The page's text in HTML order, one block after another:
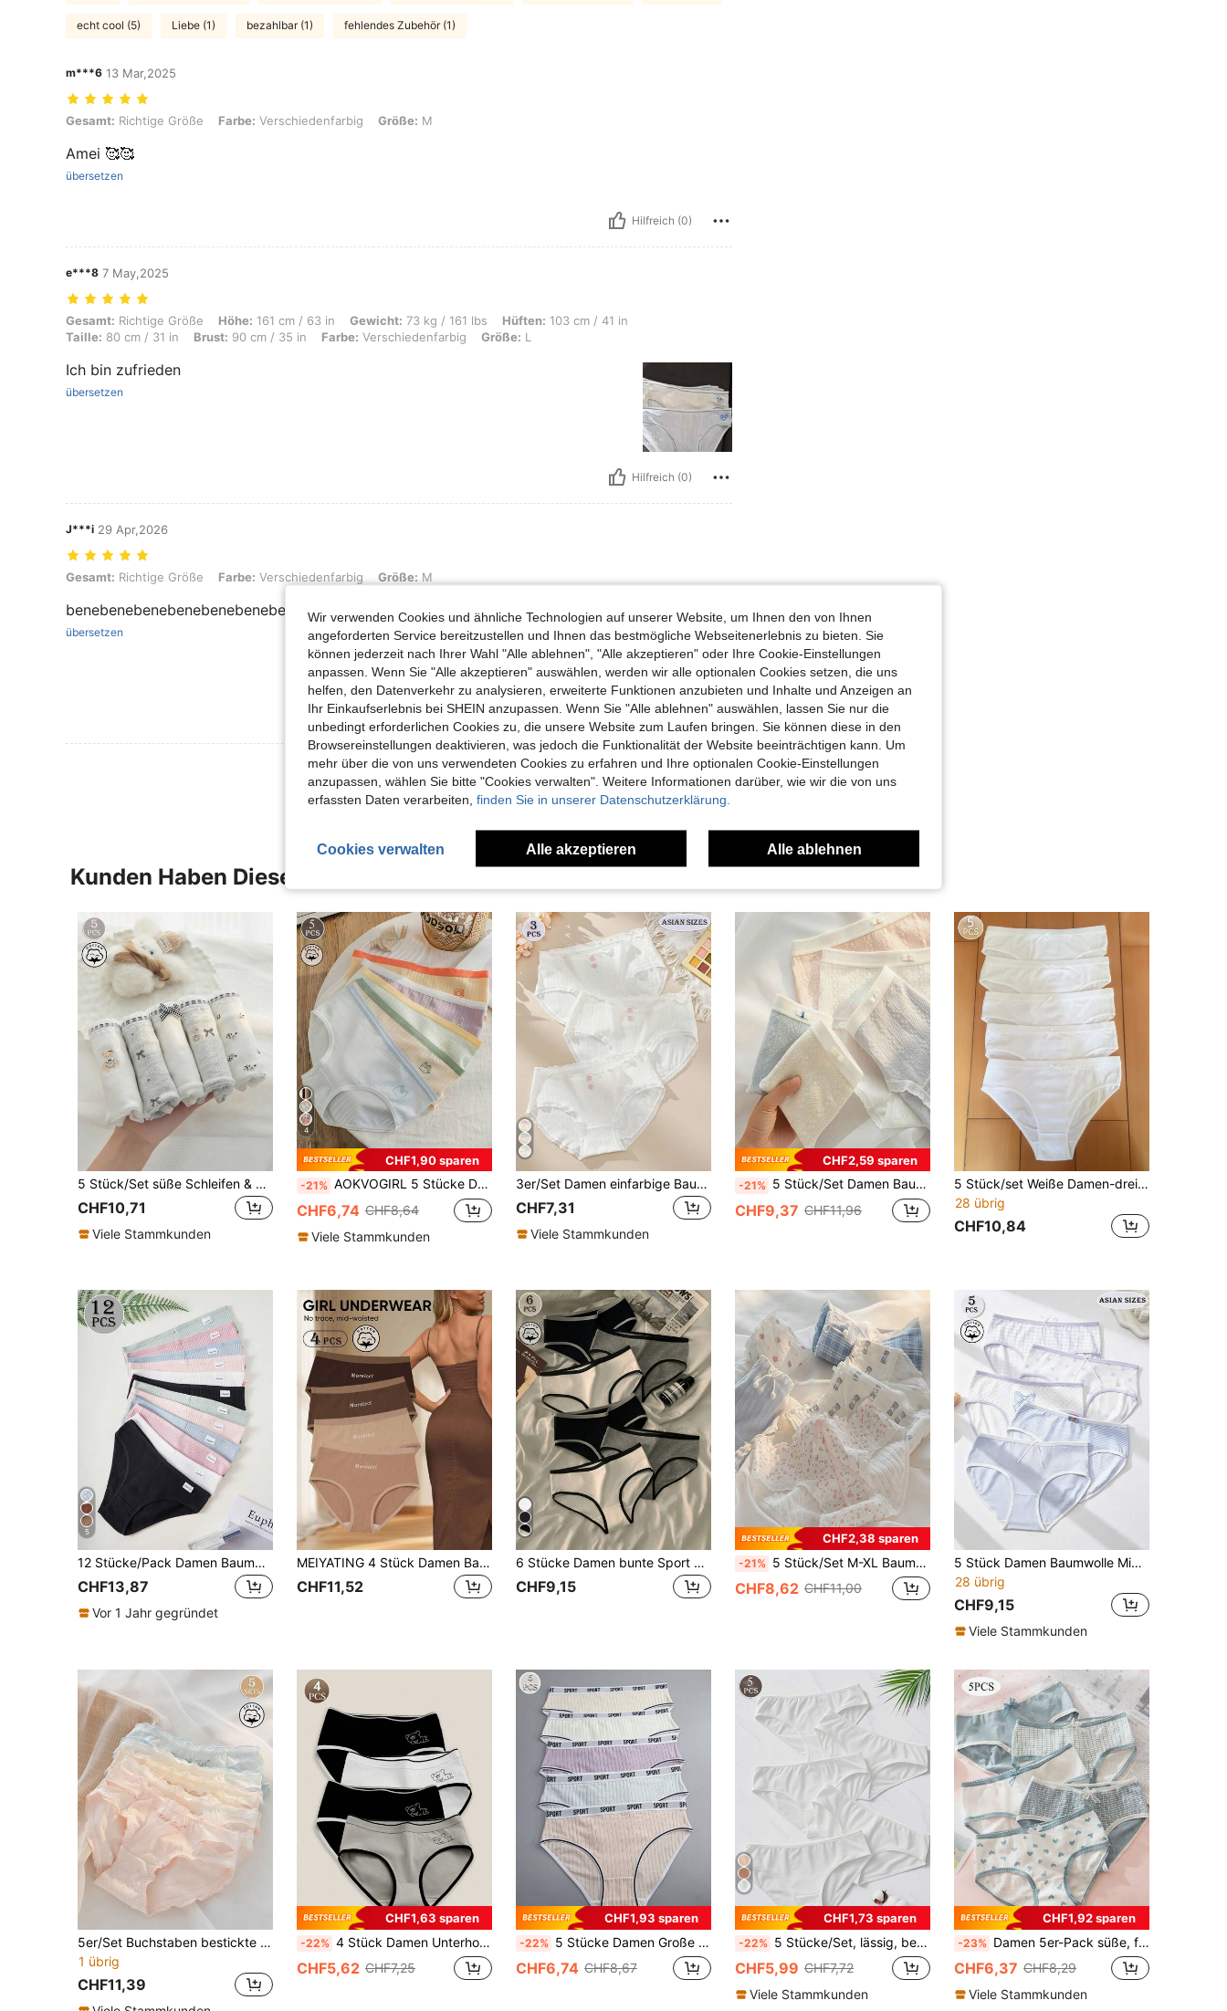
echt cool (5) Liebe (1) bezahlbar (1) fehlendes Zubehör (1)
m***6 13 Mar,2025
Gesamt: Richtige Größe, Farbe: Verschiedenfarbig, Größe: M
Gesamt: Richtige Größe Farbe: Verschiedenfarbig Größe: M
Amei 🥰🥰
übersetzen
Hilfreich (0)
e***8 7 May,2025
Gesamt: Richtige Größe, Höhe: 161 cm / 63 in, Gewicht: 73 kg / 161 lbs, Hüften: 103 cm / 41 in, Taille: 80 cm / 31 in, Brust: 90 cm / 35 in, Farbe: Verschiedenfarbig, Größe: L
Gesamt: Richtige Größe Höhe: 161 cm / 63 in Gewicht: 73 kg / 161 lbs Hüften: 103 cm / 41 in
Taille: 80 cm / 31 in Brust: 90 cm / 35 in Farbe: Verschiedenfarbig Größe: L
Ich bin zufrieden
übersetzen
Hilfreich (0)
J***i 29 Apr,2026
Gesamt: Richtige Größe, Farbe: Verschiedenfarbig, Größe: M
Gesamt: Richtige Größe Farbe: Verschiedenfarbig Größe: M
benebenebenebenebenebenebenebenebenebene
übersetzen
Hilfreich (0)
Mehr Bewertungen Ansehen
Kunden Haben Diese Artikel Auch Angeschaut
5 Stück/Set süße Schleifen & Bären Muster Hipster Höschen für Teenager/junge Frauen
CHF10,71
Viele Stammkunden
4
CHF1,90 sparen
-21% AOKVOGIRL 5 Stücke Damen Baumwoll-Unterhosen, einfache Einfarbige süße Wäsche, Höschen mit Baumwollschritt in mittlerer Bundhöhe
CHF6,74 CHF8,64
Viele Stammkunden
3er/Set Damen einfarbige Baumwoll-Höschen mit mittlerer Taille, süße Spitzen-Unterwäsche im reinen Mädchenstil mit Blumenmuster aus Baumwolle
CHF7,31
Viele Stammkunden
CHF2,59 sparen
-21% 5 Stück/Set Damen Baumwoll-Spitzen-Höschen Größe M-XL, sexy einfarbige bequeme Unterwäsche, Damen Lingerie mit mittlerer Taille, atmungsaktiv
CHF9,37 CHF11,96
5 Stück/set Weiße Damen-dreieckshöschen
28 übrig
CHF10,84
5
12 Stücke/Pack Damen Baumwoll Unterhosen - Nahtlose gestreifte Höschen, atmungsaktiv weich & bequem, geeignet für den täglichen Gebrauch
CHF13,87
Vor 1 Jahr gegründet
MEIYATING 4 Stück Damen Baumwolle Mid-Low Waist Kontrastbund Englisch Muster Erdtöne Bequeme Dreieck-Höschen für den täglichen Gebrauch
CHF11,52
6 Stücke Damen bunte Sport Unterwäsche im minimalistischen Stil, Slip mit mittlerer Taille in Schwarz Weiß Grau mit Dreieck Design
CHF9,15
CHF2,38 sparen
-21% 5 Stück/Set M-XL Baumwoll-Höschen für Frauen, modische Schleife, atmungsaktive, süße Mädchen-Unterwäsche
CHF8,62 CHF11,00
5 Stück Damen Baumwolle Mid-Rise Höschen, weich, blau & weiß Muster, Unterwäsche mit Schleifendetail, zufällige lässige Höschen, sortierte Drucke, Unterwäsche für den Alltag
28 übrig
CHF9,15
Viele Stammkunden
5er/Set Buchstaben bestickte sexy süße Spitzen-Mesh-Rüschen-Saum weiche hautfreundliche Damen-Dreiecks-Höschen
1 übrig
CHF11,39
CHF1,63 sparen
-22% 4 Stück Damen Unterhosen, sexy einfarbige Bikini Unterwäsche, taillentief bequeme Damen Unterwäsche
CHF5,62 CHF7,25
CHF1,93 sparen
-22% 5 Stücke Damen Große Größen gestreifte Panty mit Buchstabenbesatz, elastischer Taille, bequem und atmungsaktiv
CHF6,74 CHF8,67
CHF1,73 sparen
-22% 5 Stücke/Set, lässig, bequem, minimalistisch, sportlich, lässig, gestrickt, nahtlos, Schlafen, hohe Elastizität, einfarbig, niedrige Taille, Damenunterwäsche, weiß
CHF5,99 CHF7,72
Viele Stammkunden
CHF1,92 sparen
-23% Damen 5er-Pack süße, frische, modische Höschen mit Schleifen-Verzierung, hautfreundlich, bequem, atmungsaktiv, hohe Elastizität, Taillenhöhe mittel
CHF6,37 CHF8,29
Viele Stammkunden
Wir verwenden Cookies und ähnliche Technologien auf unserer Website, um Ihnen den von Ihnen
angeforderten Service bereitzustellen und Ihnen das bestmögliche Webseitenerlebnis zu bieten. Sie
können jederzeit nach Ihrer Wahl "Alle ablehnen", "Alle akzeptieren" oder Ihre Cookie-Einstellungen
anpassen. Wenn Sie "Alle akzeptieren" auswählen, werden wir alle optionalen Cookies setzen, die uns
helfen, den Datenverkehr zu analysieren, erweiterte Funktionen anzubieten und Inhalte und Anzeigen an
Ihr Einkaufserlebnis bei SHEIN anzupassen. Wenn Sie "Alle ablehnen" auswählen, lassen Sie nur die
unbedingt erforderlichen Cookies zu, die unsere Website zum Laufen bringen. Sie können diese in den
Browsereinstellungen deaktivieren, was jedoch die Funktionalität der Website beeinträchtigen kann. Um
mehr über die von uns verwendeten Cookies zu erfahren und Ihre optionalen Cookie-Einstellungen
anzupassen, wählen Sie bitte "Cookies verwalten". Weitere Informationen darüber, wie wir die von uns
erfassten Daten verarbeiten, finden Sie in unserer Datenschutzerklärung.
Cookies verwalten Alle akzeptieren Alle ablehnen